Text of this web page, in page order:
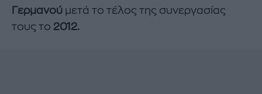
Γερμανού μετά το τέλος της συνεργασίας
τους το 2012.